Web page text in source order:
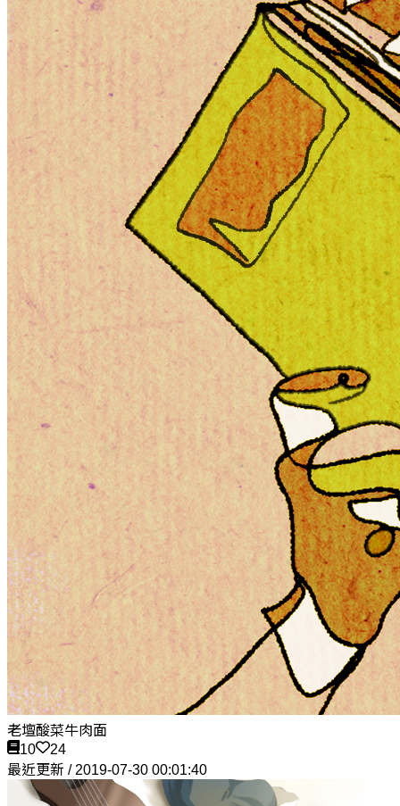
老壇酸菜牛肉面
10
24
最近更新 / 2019-07-30 00:01:40